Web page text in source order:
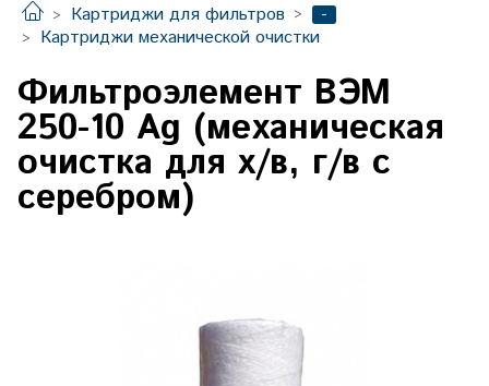
Картриджи для фильтров
-
Картриджи механической очистки
Фильтроэлемент ВЭМ
250-10 Ag (механическая
очистка для х/в, г/в с
серебром)